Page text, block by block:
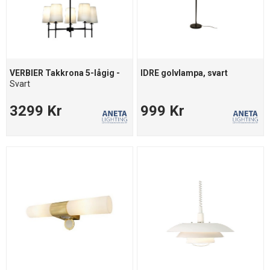
VERBIER Takkrona 5-lågig -
Svart
3299 Kr
IDRE golvlampa, svart
999 Kr